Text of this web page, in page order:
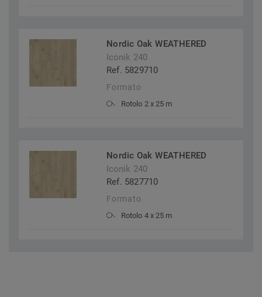
Nordic Oak WEATHERED
Iconik 240
Ref. 5829710
Formato
Rotolo 2 x 25 m
Nordic Oak WEATHERED
Iconik 240
Ref. 5827710
Formato
Rotolo 4 x 25 m